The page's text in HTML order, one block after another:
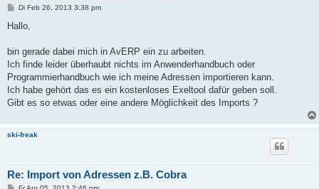
B
i
a
Di Feb 26, 2013 3:38 pm
Hallo,
bin gerade dabei mich in AvERP ein zu arbeiten.
Ich finde leider überhaubt nichts im Anwenderhandbuch oder
Programmierhandbuch wie ich meine Adressen importieren kann.
Ich habe gehört das es ein kostenloses Exeltool dafür geben soll.
Gibt es so etwas oder eine andere Möglichkeit des Imports ?
ski-freak
Re: Import von Adressen z.B. Cobra
B